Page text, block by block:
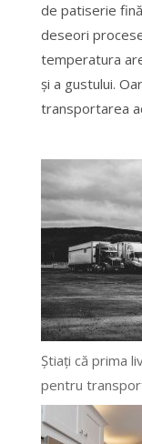
de patiserie
deseori
temperatura
și a gustului.
transportarea
Știați că prima
pentru